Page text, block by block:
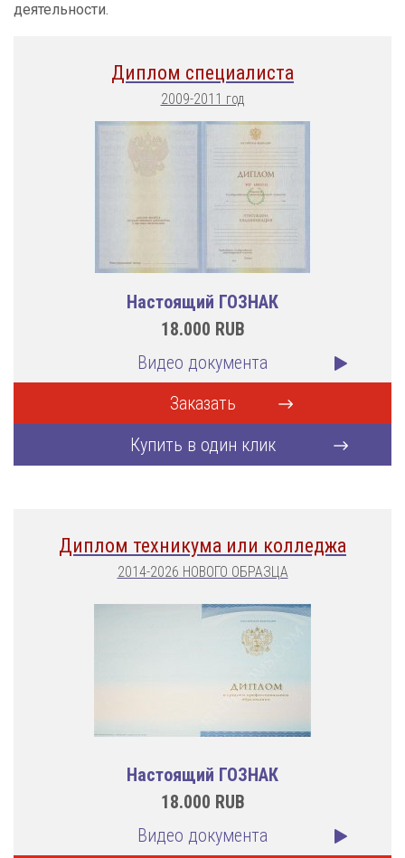
деятельности.
Диплом специалиста
2009-2011 год
Настоящий ГОЗНАК
18.000 RUB
Видео документа
Заказать
Купить в один клик
Диплом техникума или колледжа
2014-2026 НОВОГО ОБРАЗЦА
Настоящий ГОЗНАК
18.000 RUB
Видео документа